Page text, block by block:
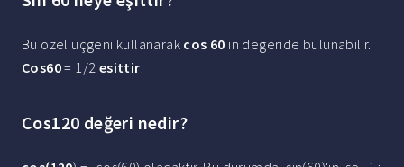
Bu ozel üçgeni kullanarak cos 60 in degeride bulunabilir.
Cos60= 1/2 esittir.
Cos120 değeri nedir?